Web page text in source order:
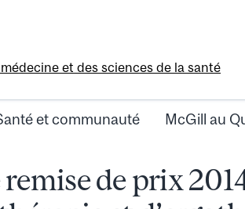
et des sciences de la santé
et communauté McGill au
de prix